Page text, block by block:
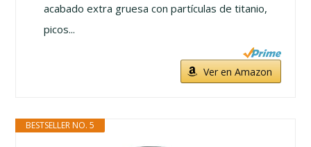
acabado extra gruesa con partículas de titanio,
picos...
Ver en Amazon
BESTSELLER NO. 5